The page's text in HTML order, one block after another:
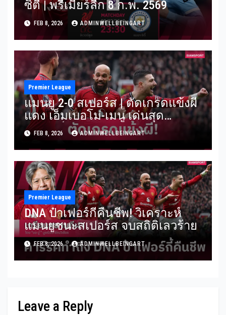
ซิตี้ | พรีเมียร์ลีก 8 ก.พ. 2569
FEB 8, 2026 ADMINWELLBEINGART
Premier League
แมนยู 2-0 สเปอร์ส | ตัดเกรดแข้งผี
แดง เอ็มเบอโม่-เมนู เด่นสุด
พรีเมียร์ลีก
FEB 8, 2026 ADMINWELLBEINGART
Premier League
DNA ป๋าเฟอร์กี้คืนชีพ! วิเคราะห์
แมนยูชนะสเปอร์ส จบสถิติเลวร้าย
FEB 8, 2026 ADMINWELLBEINGART
Leave a Reply